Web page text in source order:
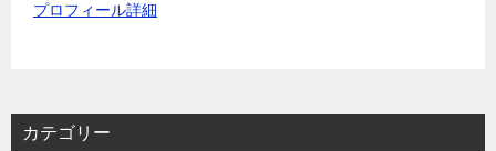
プロフィール詳細
カテゴリー